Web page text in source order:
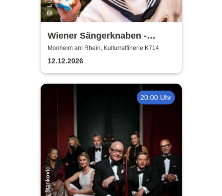
Wiener Sängerknaben -
Weihnachtskonzert
Monheim am Rhein, Kulturraffinerie K714
12.12.2026
20:00 Uhr